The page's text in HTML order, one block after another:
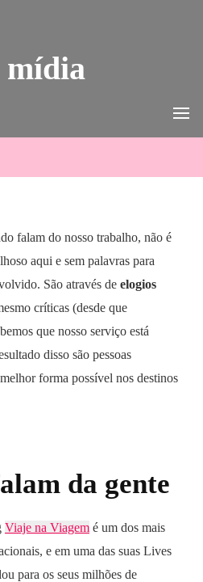
mídia
falam do nosso trabalho, não é
aqui e sem palavras para
São através de elogios
críticas (desde que
que nosso serviço está
disso são pessoas
forma possível nos destinos
da gente
Viaje na Viagem é um dos mais
e em uma das suas Lives
para os seus milhões de